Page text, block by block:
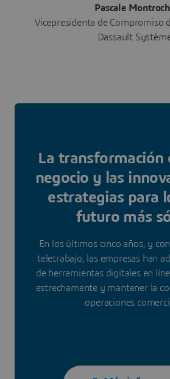
Pascale
Vicepresidenta de Compromiso
Dassault
La transformación
negocio y las
estrategias para
futuro más
En los últimos cinco años, y
teletrabajo, las empresas han
de herramientas digitales en
estrechamente y mantener la
operaciones